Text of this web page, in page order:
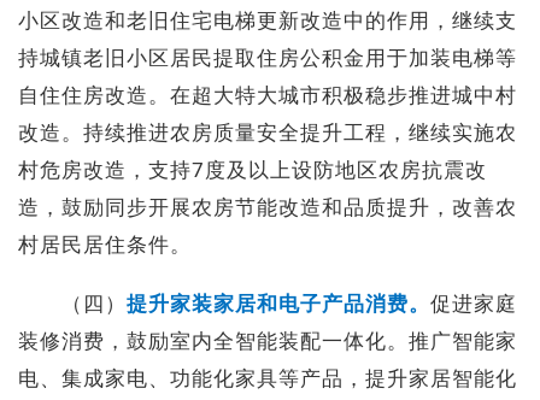
小区改造和老旧住宅电梯更新改造中的作用，继续支
持城镇老旧小区居民提取住房公积金用于加装电梯等
自住住房改造。在超大特大城市积极稳步推进城中村
改造。持续推进农房质量安全提升工程，继续实施农
村危房改造，支持7度及以上设防地区农房抗震改
造，鼓励同步开展农房节能改造和品质提升，改善农
村居民居住条件。
（四） 提升家装家居和电子产品消费。 促进家庭
装修消费，鼓励室内全智能装配一体化。推广智能家
电、集成家电、功能化家具等产品，提升家居智能化